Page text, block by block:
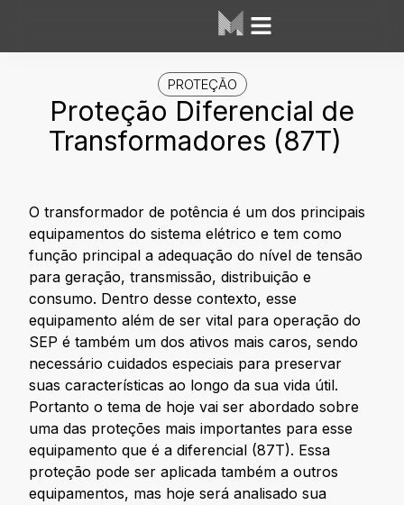
PROTEÇÃO
Proteção Diferencial de
Transformadores (87T)
O transformador de potência é um dos principais
equipamentos do sistema elétrico e tem como
função principal a adequação do nível de tensão
para geração, transmissão, distribuição e
consumo. Dentro desse contexto, esse
equipamento além de ser vital para operação do
SEP é também um dos ativos mais caros, sendo
necessário cuidados especiais para preservar
suas características ao longo da sua vida útil.
Portanto o tema de hoje vai ser abordado sobre
uma das proteções mais importantes para esse
equipamento que é a diferencial (87T). Essa
proteção pode ser aplicada também a outros
equipamentos, mas hoje será analisado sua